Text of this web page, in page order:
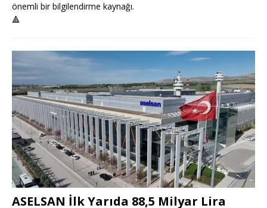
önemli bir bilgilendirme kaynağı.
🔺
ASELSAN İlk Yarıda 88,5 Milyar Lira